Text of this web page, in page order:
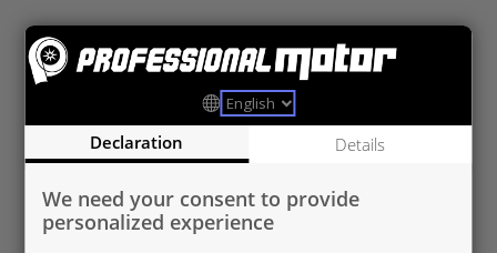
PSA836250-0002 UUSI OEM
Declaration Details
We need your consent to provide
personalized experience